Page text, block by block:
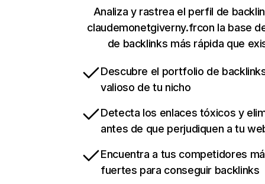
Analiza y rastrea el perfil de
claudemonetgiverny.frcon la base
de backlinks más rápida que
Descubre el portfolio de
valioso de tu nicho
Detecta los enlaces tóxicos y
antes de que perjudiquen a tu
Encuentra a tus competidores
fuertes para conseguir backlinks